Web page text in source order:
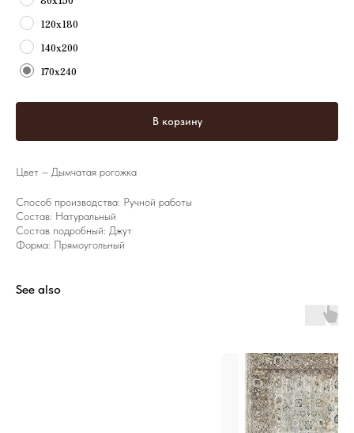
120х180
140х200
170х240
В корзину
Цвет – Дымчатая рогожка
Способ производства: Ручной работы
Состав: Натуральный
Состав подробный: Джут
Форма: Прямоугольный
See also